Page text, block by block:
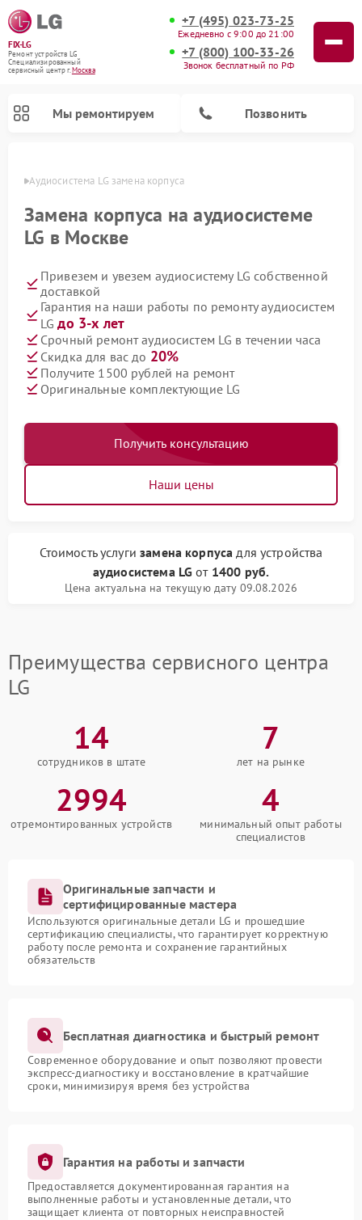
FIX-LG
Ремонт устройств LG
Специализированный
cервисный центр г.Москва
+7 (495) 023-73-25
Ежедневно с 9:00 до 21:00
+7 (800) 100-33-26
Звонок бесплатный по РФ
Мы ремонтируем Позвонить
Аудиосистема LG замена корпуса
Замена корпуса на аудиосистеме
LG в Москве
Привезем и увезем аудиосистему LG собственной
доставкой
Гарантия на наши работы по ремонту аудиосистем
LGдо 3-х лет
Срочный ремонт аудиосистем LG в течении часа
Скидка для вас до 20%
Получите 1500 рублей на ремонт
Оригинальные комплектующие LG
Получить консультацию
Наши цены
Стоимость услугизамена корпуса для устройства
аудиосистема LG от 1400 руб.
Цена актуальна на текущую дату 09.08.2026
Преимущества сервисного центра
LG
14
сотрудников в штате
7
лет на рынке
2994
отремонтированных устройств
4
минимальный опыт работы
специалистов
Оригинальные запчасти и
сертифицированные мастера
Используются оригинальные детали LG и прошедшие
сертификацию специалисты, что гарантирует корректную
работу после ремонта и сохранение гарантийных
обязательств
Бесплатная диагностика и быстрый ремонт
Современное оборудование и опыт позволяют провести
экспресс-диагностику и восстановление в кратчайшие
сроки, минимизируя время без устройства
Гарантия на работы и запчасти
Предоставляется документированная гарантия на
выполненные работы и установленные детали, что
защищает клиента от повторных неисправностей